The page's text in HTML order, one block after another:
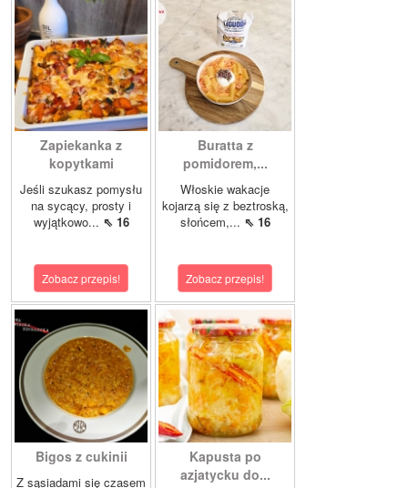
Zapiekanka z
kopytkami
Jeśli szukasz pomysłu
na sycący, prosty i
wyjątkowo... ⇖ 16
Zobacz przepis!
Buratta z
pomidorem,...
Włoskie wakacje
kojarzą się z beztroską,
słońcem,... ⇖ 16
Zobacz przepis!
Bigos z cukinii
Z sąsiadami się czasem
Kapusta po
azjatycku do...